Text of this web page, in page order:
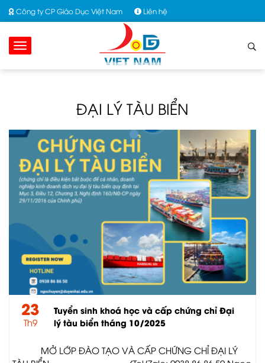
Công ty CP Giáo Dục Việt Nam Liên hệ
ĐẠI LÝ TÀU BIỂN
23
Th9
Tuyển sinh khoá học và cấp chứng chỉ Đại
lý tàu biển tháng 10/2025
MỞ LỚP ĐÀO TẠO VÀ CẤP CHỨNG CHỈ ĐẠI LÝ